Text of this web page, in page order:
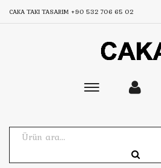
CAKA TAKI TASARIM +90 532 706 65 02
Toggle